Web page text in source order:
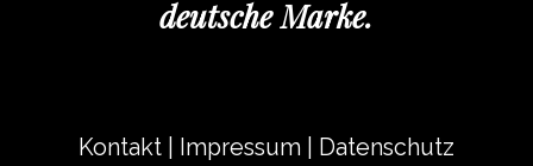
deutsche Marke.
Kontakt Impressum Datenschutz